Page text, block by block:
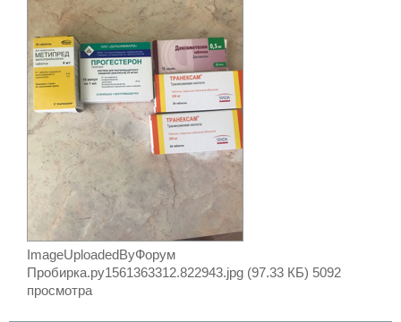
ImageUploadedByФорум
Пробирка.ру1561363312.822943.jpg (97.33 КБ) 5092
просмотра